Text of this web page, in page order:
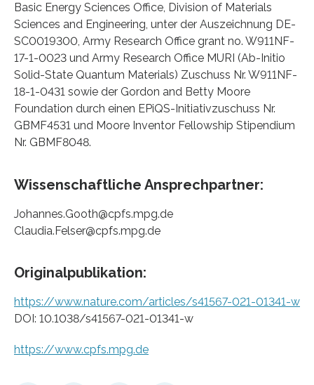
Basic Energy Sciences Office, Division of Materials
Sciences and Engineering, unter der Auszeichnung DE-
SC0019300, Army Research Office grant no. W911NF-
17-1-0023 und Army Research Office MURI (Ab-Initio
Solid-State Quantum Materials) Zuschuss Nr. W911NF-
18-1-0431 sowie der Gordon and Betty Moore
Foundation durch einen EPiQS-Initiativzuschuss Nr.
GBMF4531 und Moore Inventor Fellowship Stipendium
Nr. GBMF8048.
Wissenschaftliche Ansprechpartner:
Johannes.Gooth@cpfs.mpg.de
Claudia.Felser@cpfs.mpg.de
Originalpublikation:
https://www.nature.com/articles/s41567-021-01341-w
DOI: 10.1038/s41567-021-01341-w
https://www.cpfs.mpg.de